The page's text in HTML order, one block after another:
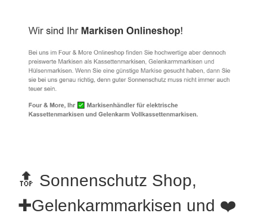
🔝 Sonnenschutz Shop,
✚Gelenkarmmarkisen und ❤️